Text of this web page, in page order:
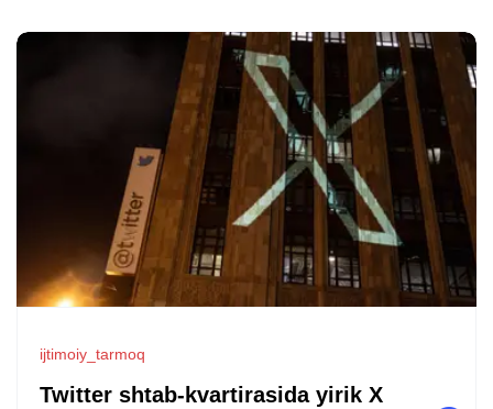
ijtimoiy_tarmoq
Twitter shtab-kvartirasida yirik X